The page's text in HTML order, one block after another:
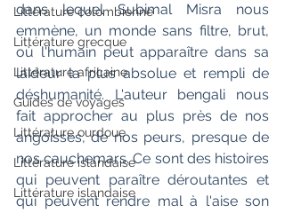
Littérature colombienne
Littérature grecque
Littérature africaine
Guides de voyages
Littérature ourdoue
Littérature islandaise
Littérature islandaise
dans lequel Subimal Misra nous
emmène, un monde sans filtre, brut,
où l'humain peut apparaître dans sa
laideur la plus absolue et rempli de
déshumanité. L'auteur bengali nous
fait approcher au plus près de nos
angoisses, de nos peurs, presque de
nos cauchemars. Ce sont des histoires
qui peuvent paraître déroutantes et
qui peuvent rendre mal à l'aise son